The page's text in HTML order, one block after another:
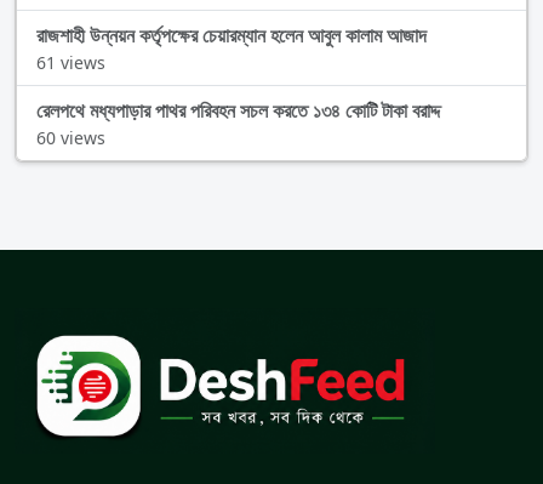
রাজশাহী উন্নয়ন কর্তৃপক্ষের চেয়ারম্যান হলেন আবুল কালাম আজাদ
61 views
রেলপথে মধ্যপাড়ার পাথর পরিবহন সচল করতে ১৩৪ কোটি টাকা বরাদ্দ
60 views